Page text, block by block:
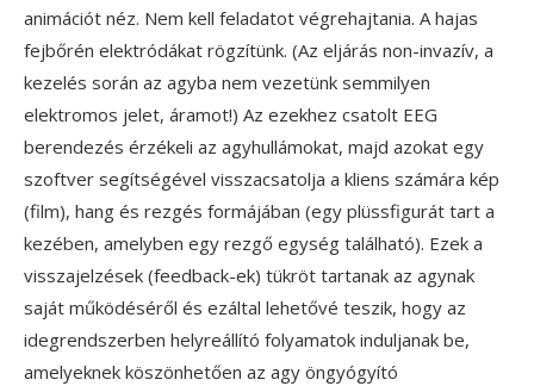
animációt néz. Nem kell feladatot végrehajtania. A hajas
fejbőrén elektródákat rögzítünk. (Az eljárás non-invazív, a
kezelés során az agyba nem vezetünk semmilyen
elektromos jelet, áramot!) Az ezekhez csatolt EEG
berendezés érzékeli az agyhullámokat, majd azokat egy
szoftver segítségével visszacsatolja a kliens számára kép
(film), hang és rezgés formájában (egy plüssfigurát tart a
kezében, amelyben egy rezgő egység található). Ezek a
visszajelzések (feedback-ek) tükröt tartanak az agynak
saját működéséről és ezáltal lehetővé teszik, hogy az
idegrendszerben helyreállító folyamatok induljanak be,
amelyeknek köszönhetően az agy öngyógyító